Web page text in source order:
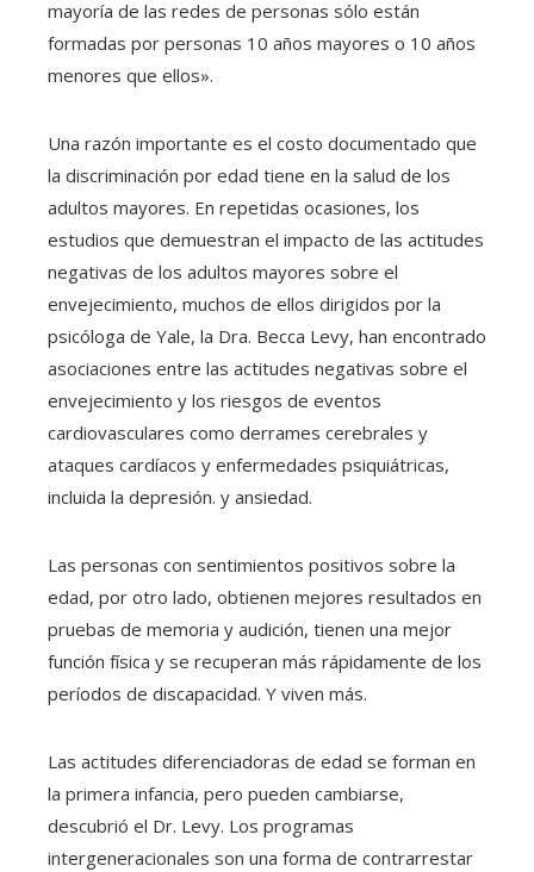
mayoría de las redes de personas sólo están
formadas por personas 10 años mayores o 10 años
menores que ellos».
Una razón importante es el costo documentado que
la discriminación por edad tiene en la salud de los
adultos mayores. En repetidas ocasiones, los
estudios que demuestran el impacto de las actitudes
negativas de los adultos mayores sobre el
envejecimiento, muchos de ellos dirigidos por la
psicóloga de Yale, la Dra. Becca Levy, han encontrado
asociaciones entre las actitudes negativas sobre el
envejecimiento y los riesgos de eventos
cardiovasculares como derrames cerebrales y
ataques cardíacos y enfermedades psiquiátricas,
incluida la depresión. y ansiedad.
Las personas con sentimientos positivos sobre la
edad, por otro lado, obtienen mejores resultados en
pruebas de memoria y audición, tienen una mejor
función física y se recuperan más rápidamente de los
períodos de discapacidad. Y viven más.
Las actitudes diferenciadoras de edad se forman en
la primera infancia, pero pueden cambiarse,
descubrió el Dr. Levy. Los programas
intergeneracionales son una forma de contrarrestar